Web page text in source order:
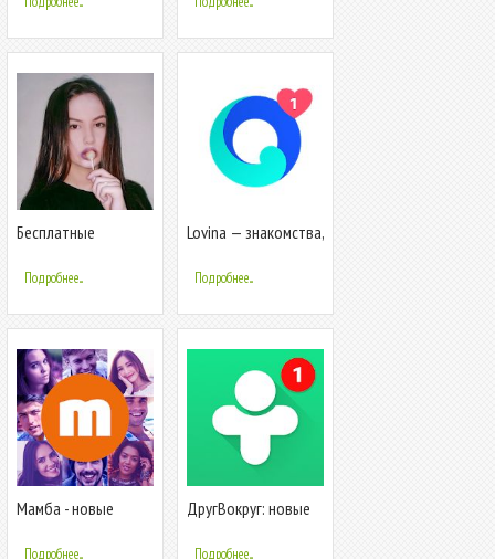
Бесплатные
свидания, встречи
Подробнее...
Lovina — знакомства,
рядом
Подробнее...
Мамба - новые
Подробнее...
ДругВокруг: новые
чат
Подробнее...